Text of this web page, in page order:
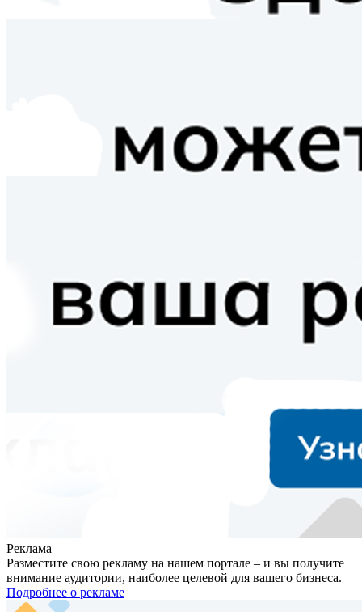
Реклама
Разместите свою рекламу на нашем портале – и вы получите
внимание аудитории, наиболее целевой для вашего бизнеса.
Подробнее о рекламе